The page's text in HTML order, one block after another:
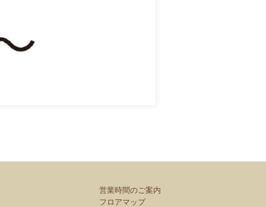
営業時間のご案内
フロアマップ